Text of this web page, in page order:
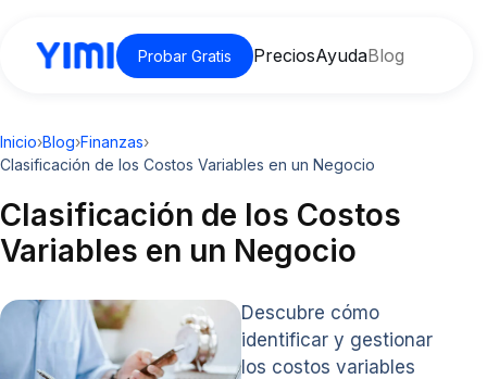
Probar Gratis PreciosAyudaBlog
Inicio›Blog›Finanzas›
Clasificación de los Costos Variables en un Negocio
Clasificación de los Costos
Variables en un Negocio
Descubre cómo
identificar y gestionar
los costos variables